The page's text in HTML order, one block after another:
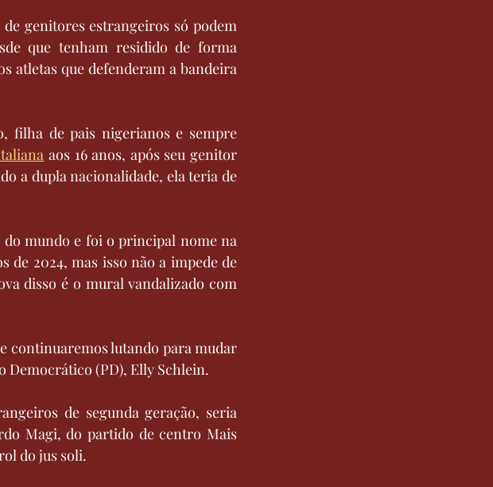
genitores estrangeiros só podem
que tenham residido de forma
atletas que defenderam a bandeira
filha de pais nigerianos e sempre
aos 16 anos, após seu genitor
a dupla nacionalidade, ela teria de
mundo e foi o principal nome na
de 2024, mas isso não a impede de
disso é o mural vandalizado com
continuaremos lutando para mudar
Democrático (PD), Elly Schlein.
de segunda geração, seria
Magi, do partido de centro Mais
do jus soli.